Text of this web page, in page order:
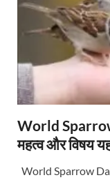
World
महत्व और विषय
World Sparrow Day